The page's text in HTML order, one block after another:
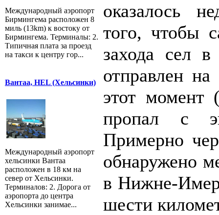
Международный аэропорт
Бирмингема расположен 8
миль (13km) к востоку от
Бирмингема. Терминалы: 2.
Типичная плата за проезд
на такси к центру гор...
Вантаа, HEL (Хельсинки)
Международный аэропорт
хельсинки Вантаа
расположен в 18 км на
север от Хельсинки.
Терминалов: 2. Дорога от
аэропорта до центра
Хельсинки занимае...
оказалось
того, чтобы
захода сел
отправлен
этот момент
пропал с
Примерно
обнаружено
в Нижне-
шести